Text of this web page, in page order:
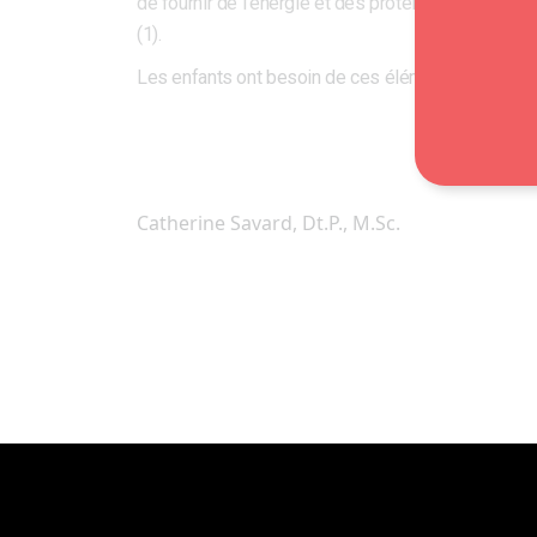
(1).
Les enfants ont besoin de ces éléments nutritifs
Catherine Savard, Dt.P., M.Sc.